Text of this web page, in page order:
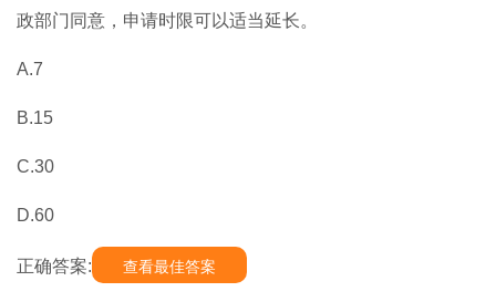
政部门同意，申请时限可以适当延长。
A.7
B.15
C.30
D.60
正确答案: 查看最佳答案